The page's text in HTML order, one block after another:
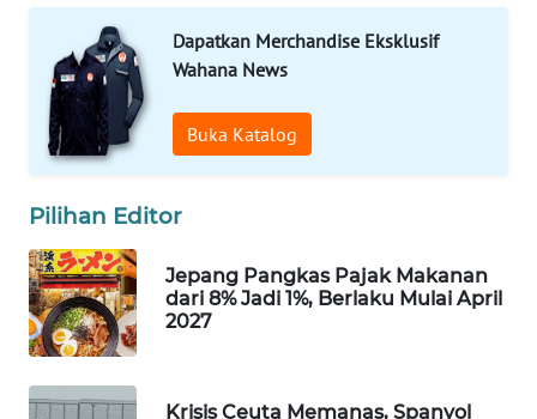
Dapatkan Merchandise Eksklusif
Wahana News
Buka Katalog
Pilihan Editor
Jepang Pangkas Pajak Makanan
dari 8% Jadi 1%, Berlaku Mulai April
2027
Krisis Ceuta Memanas, Spanyol
CO ID
WAHANANEWS
NET
WAHANA
WAHANA
UMKM
WAHANA